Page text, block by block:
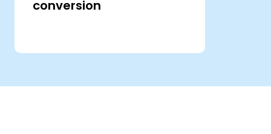
conversion